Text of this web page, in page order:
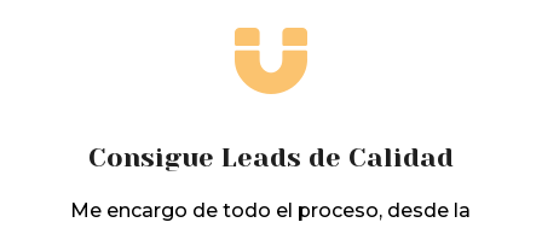

Consigue Leads de Calidad
Me encargo de todo el proceso, desde la